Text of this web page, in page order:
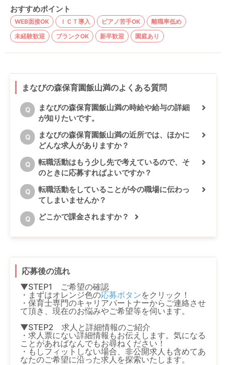
おすすめポイント
WEB面接OK ＩＣＴ導入 ピアノ苦手OK
離職率低め
未経験歓迎
ブランクOK 新卒歓迎 園庭あり
まなびの森保育園飯山満のよくある質問
Q
まなびの森保育園飯山満の時給や給与の詳細
が知りたいです。
Q
まなびの森保育園飯山満の近所では、ほかに
どんな求人がありますか？
Q
転職活動はもう少し先で考えているので、そ
のときに応募すればよいですか？
Q
転職活動をしていることが今の職場に伝わっ
てしまいませんか？
Q どこかで課金されますか？
応募後の流れ
▼STEP1 ご希望の確認
・まずはオレンジ色の応募ボタンをクリック！
・保育士専門のキャリアパートナーからご連絡させ
て頂き、現在のお悩みやご希望等を伺います。
▼STEP2 求人と詳細情報のご紹介
・求人票にない詳細情報もお伝えします。気になる
ことがあればなんでもお尋ねください！
・もしフィットしない場合、非公開求人も含めてあ
なたのご希望に沿った求人を探索いたします。